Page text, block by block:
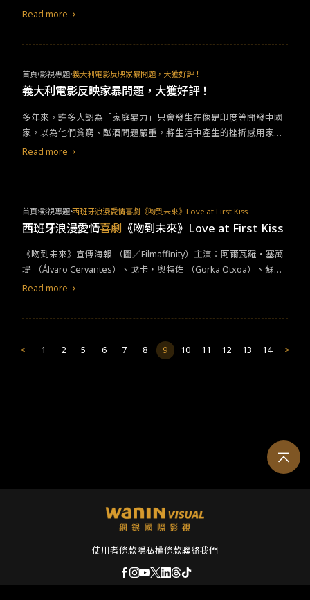
Read more
首頁 影視專題 義大利電影反映家暴問題，大獲好評！
義大利電影反映家暴問題，大獲好評！
​​多年來，許多人認為「家庭暴力」只會發生在像是印度等開發中國
家​​，以為他們貧窮、酗酒問題嚴重，將生活中產生的挫折感用家庭
暴力來宣洩。但，​​近期義大利上映了一部家暴題材的電影《​Ther
暴般襲捲義大利全國，受到義大利人的喜愛和討論，票房絲毫不輸
給《​Barbie​芭比》。網友更給予「這是一部所有人都該看的電影」
esi ​飾）熟睡在丈夫​ Ivano ​（​Valerio Mastandrea ​飾）身旁，一醒
來就遭到丈夫的一巴掌，巴掌不輕，但 ​Delia ​的反應卻一點也不驚
訝，彷彿這就是​​她​​的日常生活。這部黑白電影中，開場 ​Delia ​的岳
錯，但她是自殺的」，雖語帶反諷但也能知道大概發生了什麼。​ ​​在
記得我的祖母和曾祖母曾告訴我和我們住在一個院子裡的女人，他
的遭遇就像是​ Delia ​長期受到家庭暴力，施暴的對象是丈夫和親
Read more
首頁 影視專題 西班牙浪漫愛情喜劇《吻到未來》Love at First Kiss
西班牙浪漫愛情喜劇 《吻到未來》Love at First Kiss
《吻到未來》宣傳海報 （圖／Filmaffinity）​​​主演：阿爾瓦羅・塞萬
堤 （Álvaro Cervantes）、戈卡・奧特佐 （Gorka Otxoa）、蘇珊
娜・阿貝特瓦 （Susana Abaitua）、西爾維亞・阿隆索 （Silvia Al
輕時發現，自己可以透過接吻預知與對方的未來。哈維爾與露西亞
的吻，預見彼此瘋狂地愛上對方並組成美滿家庭。但現實生活中，
到未來》的哈維爾和亞莉安娜。不同於《愛在瘋人院》裡愛的瘋
狂，兩人在《吻到未來》裡感情平淡，卻願意與對方一起面對未
敢、足科醫生羅貝托專業又樂助人、知名作家蘇索勒絲脾氣差。電
影最後幾個讓人會心一笑、熱淚盈眶的橋段是，哈維爾悄悄送給亞
莉安娜回澳洲的機票，但亞莉安娜卻為喜歡的人留下；蘇索勒絲・
見的作家才華。謝謝他忍受她的脾氣，也感謝他看到她的潛能；羅
Read more
< 1 2 5 6 7 8 9 10 11 12 13 14 >
使用者條款隱私權條款聯絡我們